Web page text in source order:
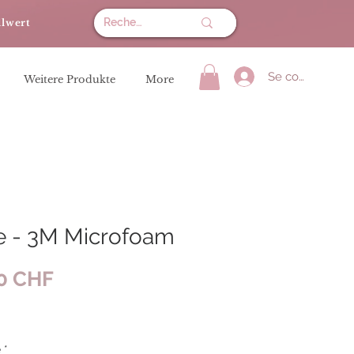
Se connecter
Weitere Produkte More
- 3M Microfoam
CHFPrix
*